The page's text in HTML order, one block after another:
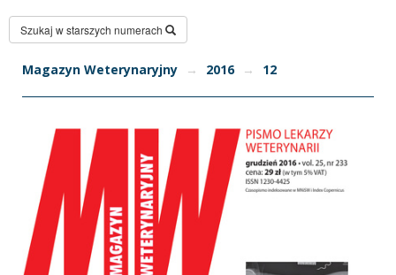
Szukaj w starszych numerach
Magazyn Weterynaryjny → 2016 → 12